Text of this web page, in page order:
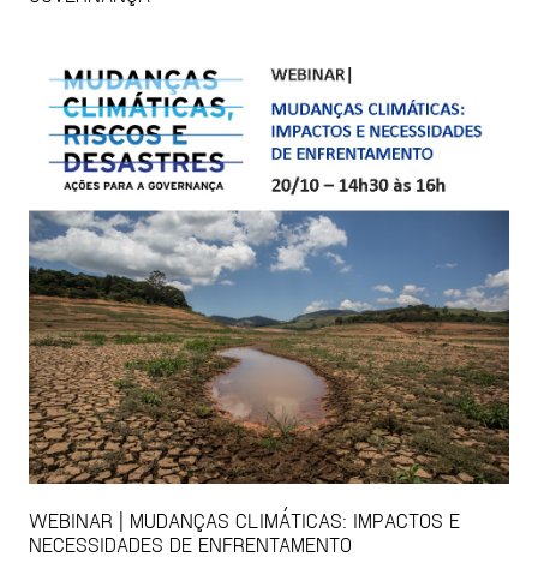
WEBINAR | MUDANÇAS CLIMÁTICAS: IMPACTOS E
NECESSIDADES DE ENFRENTAMENTO